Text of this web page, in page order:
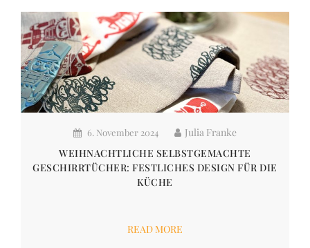
6. November 2024
Julia Franke
WEIHNACHTLICHE SELBSTGEMACHTE
GESCHIRRTÜCHER: FESTLICHES DESIGN FÜR DIE
KÜCHE
READ MORE